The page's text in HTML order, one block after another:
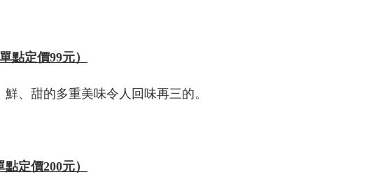
單點定價99元）
、甜的多重美味令人回味再三的。
點定價200元）